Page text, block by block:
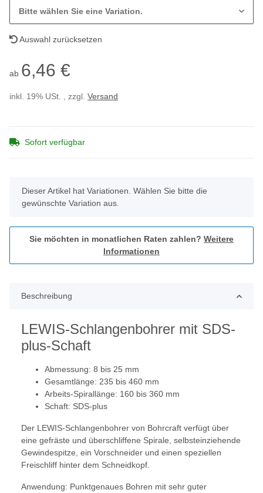
Bitte wählen Sie eine Variation.
Auswahl zurücksetzen
ab 6,46 €
inkl. 19% USt. , zzgl. Versand
Sofort verfügbar
x
Dieser Artikel hat Variationen. Wählen Sie bitte die
gewünschte Variation aus.
Sie möchten in monatlichen Raten zahlen? Weitere
Informationen
Beschreibung
LEWIS-Schlangenbohrer mit SDS-
plus-Schaft
Abmessung: 8 bis 25 mm
Gesamtlänge: 235 bis 460 mm
Arbeits-Spirallänge: 160 bis 360 mm
Schaft: SDS-plus
Der LEWIS-Schlangenbohrer von Bohrcraft verfügt über
eine gefräste und überschliffene Spirale, selbsteinziehende
Gewindespitze, ein Vorschneider und einen speziellen
Freischliff hinter dem Schneidkopf.
Anwendung: Punktgenaues Bohren mit sehr guter